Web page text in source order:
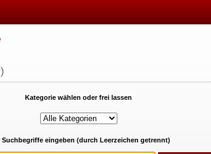
Kategorie wählen oder frei lassen
Suchbegriffe eingeben (durch Leerzeichen getrennt)